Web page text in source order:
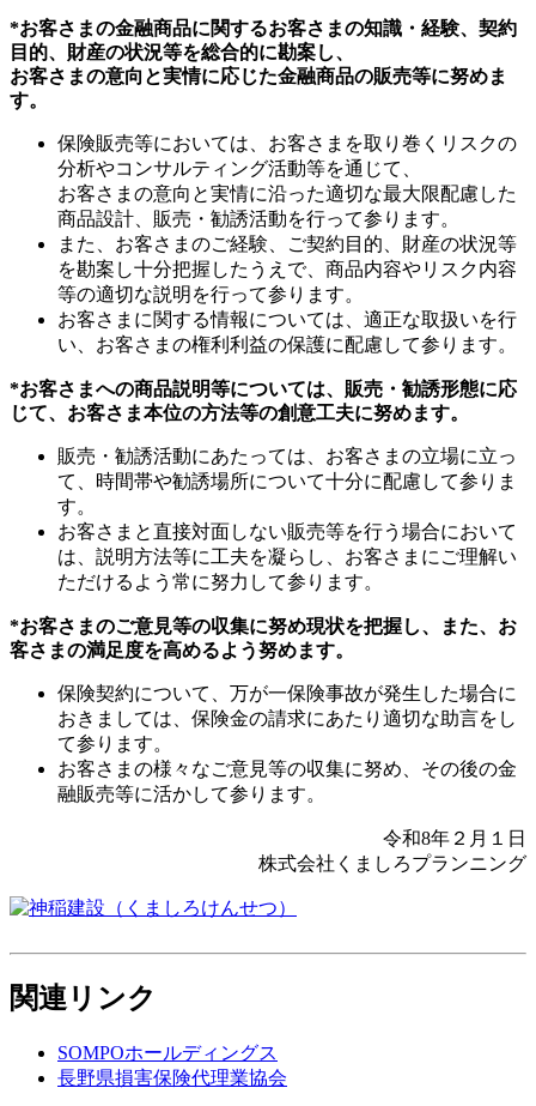
*お客さまの金融商品に関するお客さまの知識・経験、契約
目的、財産の状況等を総合的に勘案し、
お客さまの意向と実情に応じた金融商品の販売等に努めま
す。
保険販売等においては、お客さまを取り巻くリスクの
分析やコンサルティング活動等を通じて、
お客さまの意向と実情に沿った適切な最大限配慮した
商品設計、販売・勧誘活動を行って参ります。
また、お客さまのご経験、ご契約目的、財産の状況等
を勘案し十分把握したうえで、商品内容やリスク内容
等の適切な説明を行って参ります。
お客さまに関する情報については、適正な取扱いを行
い、お客さまの権利利益の保護に配慮して参ります。
*お客さまへの商品説明等については、販売・勧誘形態に応
じて、お客さま本位の方法等の創意工夫に努めます。
販売・勧誘活動にあたっては、お客さまの立場に立っ
て、時間帯や勧誘場所について十分に配慮して参りま
す。
お客さまと直接対面しない販売等を行う場合において
は、説明方法等に工夫を凝らし、お客さまにご理解い
ただけるよう常に努力して参ります。
*お客さまのご意見等の収集に努め現状を把握し、また、お
客さまの満足度を高めるよう努めます。
保険契約について、万が一保険事故が発生した場合に
おきましては、保険金の請求にあたり適切な助言をし
て参ります。
お客さまの様々なご意見等の収集に努め、その後の金
融販売等に活かして参ります。
令和8年２月１日
株式会社くましろプランニング
関連リンク
SOMPOホールディングス
長野県損害保険代理業協会